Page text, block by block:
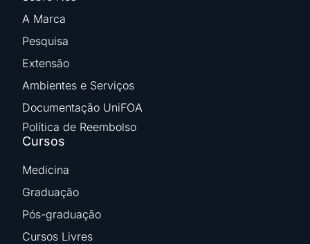
A Marca
Pesquisa
Extensão
Ambientes e Serviços
Documentação UniFOA
Política de Reembolso
Cursos
Medicina
Graduação
Pós-graduação
Cursos Livres